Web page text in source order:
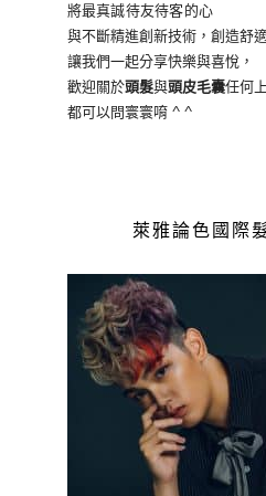
將最真誠待友待客的心
與不斷精進創新技術，創造舒
讓我們一起分享快樂與喜悅，
歡迎關於頭髮與頭皮毛囊任何
都可以問寰寰唷 ^ ^
萊雅論色國際